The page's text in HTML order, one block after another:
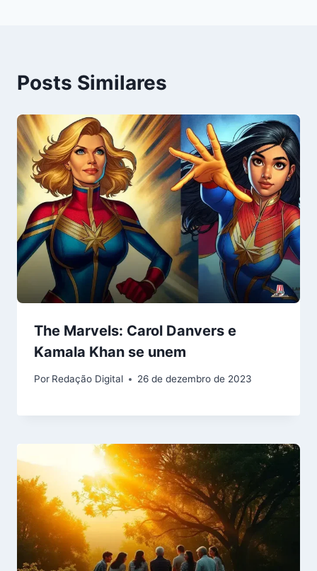
Posts Similares
The Marvels: Carol Danvers e
Kamala Khan se unem
Por Redação Digital 26 de dezembro de 2023